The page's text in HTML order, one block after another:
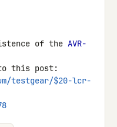
of the AVR-
testgear/$20-lcr-